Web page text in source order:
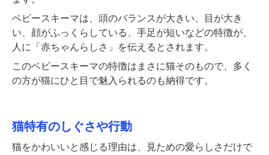
ベビースキーマは、頭のバランスが大きい、目が大き
い、顔がふっくらしている、手足が短いなどの特徴が、
人に「赤ちゃんらしさ」を伝えるとされます。
このベビースキーマの特徴はまさに猫そのもので、多く
の方が猫にひと目で魅入られるのも納得です。
猫特有のしぐさや行動
猫をかわいいと感じる理由は、見ための愛らしさだけで